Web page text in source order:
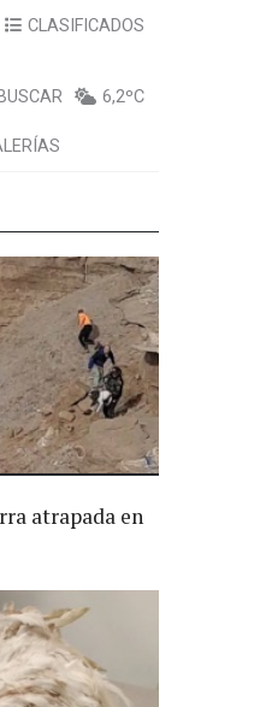
CLASIFICADOS
BUSCAR 6,2ºC
atrapada en